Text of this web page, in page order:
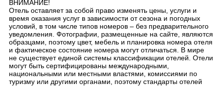
ВНИМАНИЕ!
Отель оставляет за собой право изменять цены, услуги и
время оказания услуг в зависимости от сезона и погодных
условий, в том числе типов номеров – без предварительного
уведомления. Фотографии, размещенные на сайте, являются
образцами, поэтому цвет, мебель и планировка номера отеля
и фактическое состояние номера могут отличаться. В мире
не существует единой системы классификации отелей. Отели
могут быть сертифицированы международными,
национальными или местными властями, комиссиями по
туризму или другими органами, поэтому стандарты отелей